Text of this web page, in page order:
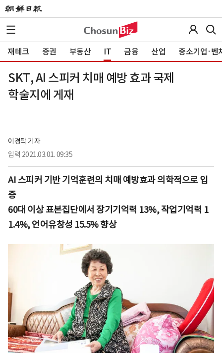
재테크 증권 부동산 IT 금융 산업 중소기업·벤
SKT, AI 스피커 치매 예방 효과 국제
학술지에 게재
이경탁 기자
입력 2021.03.01. 09:35
AI 스피커 기반 기억훈련의 치매 예방효과 의학적으로 입
증
60대 이상 표본집단에서 장기기억력 13%, 작업기억력 1
1.4%, 언어유창성 15.5% 향상